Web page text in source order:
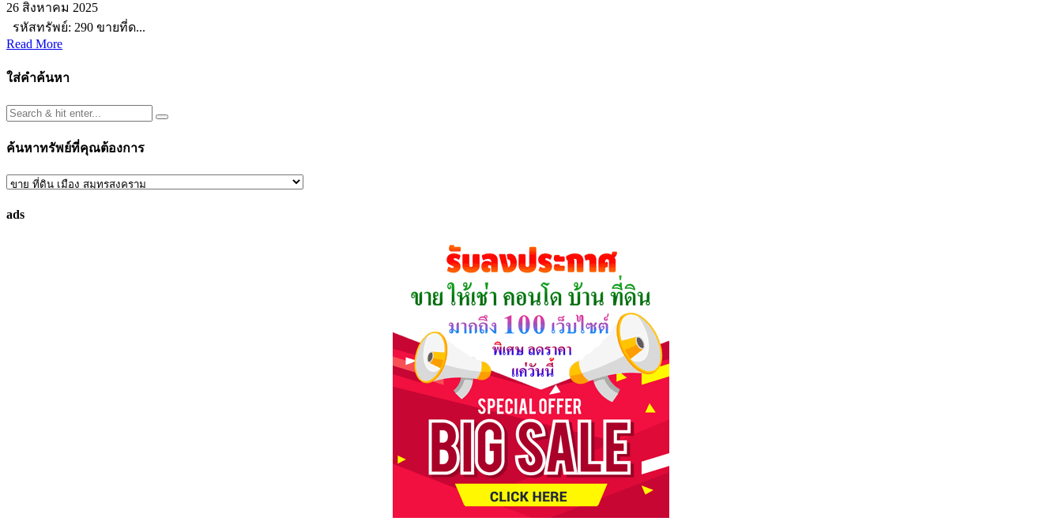
26 สิงหาคม 2025
รหัสทรัพย์: 290 ขายที่ด...
Read More
ใส่คำค้นหา
ค้นหาทรัพย์ที่คุณต้องการ
ค้นหา
ที่
ads